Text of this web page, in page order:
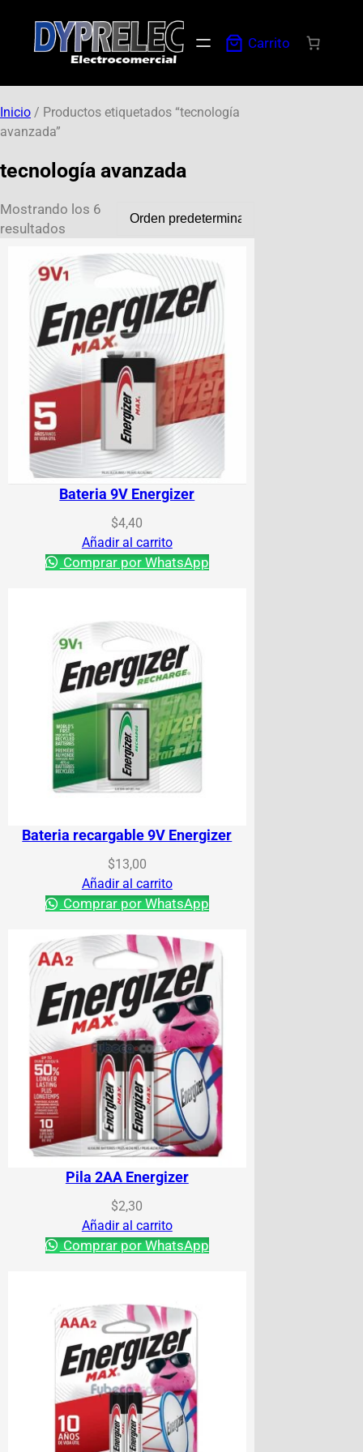
Carrito
Inicio / Productos etiquetados “tecnología
avanzada”
tecnología avanzada
Mostrando los 6
resultados
Bateria 9V Energizer
$4,40
Añadir al carrito
Comprar por WhatsApp
Bateria recargable 9V Energizer
$13,00
Añadir al carrito
Comprar por WhatsApp
Pila 2AA Energizer
$2,30
Añadir al carrito
Comprar por WhatsApp